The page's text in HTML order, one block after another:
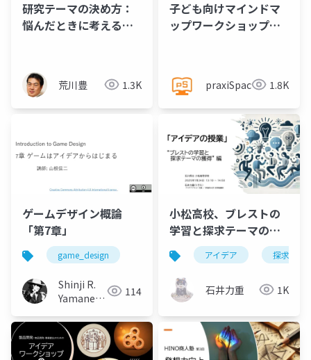
研究テーマの決め方：
悩んだときに考えるべ
荒川豊 1.3K
子ども向けマインドマ
ップワークショップ
praxiSpace 1.8K
ゲームデザイン概論
「第7章」
game_design
Shinji R.
Yamane
114
小松高校、ブレストの
学習と探求テーマの獲
得
アイデア 探求
石井力重 1K